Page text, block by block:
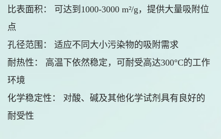
比表面积： 可达到1000-3000 m²/g，提供大量吸附位
点
孔径范围： 适应不同大小污染物的吸附需求
耐热性： 高温下依然稳定，可耐受高达300°C的工作
环境
化学稳定性： 对酸、碱及其他化学试剂具有良好的
耐受性